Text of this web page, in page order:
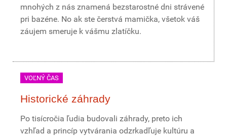
mnohých z nás znamená bezstarostné dni strávené
pri bazéne. No ak ste čerstvá mamička, všetok váš
záujem smeruje k vášmu zlatíčku.
VOĽNÝ ČAS
Historické záhrady
Po tisícročia ľudia budovali záhrady, preto ich
vzhľad a princíp vytvárania odzrkadľuje kultúru a